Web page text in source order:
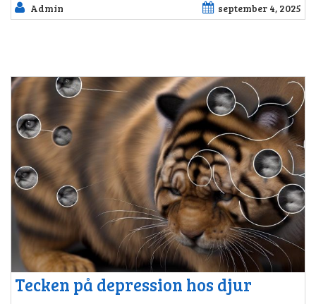
Admin
september 4, 2025
Tecken på depression hos djur